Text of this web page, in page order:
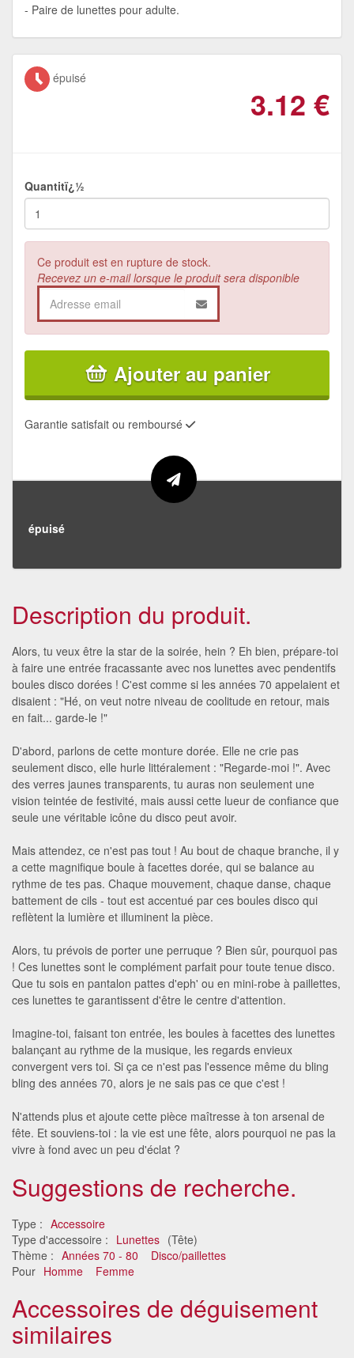
Paire de lunettes pour adulte.
épuisé
3.12 €
Quantitï¿½
Ce produit est en rupture de stock.
Recevez un e-mail lorsque le produit sera disponible
Ajouter au panier
Garantie satisfait ou remboursé
épuisé
Description du produit.
Alors, tu veux être la star de la soirée, hein ? Eh bien, prépare-toi
à faire une entrée fracassante avec nos lunettes avec pendentifs
boules disco dorées ! C'est comme si les années 70 appelaient et
disaient : "Hé, on veut notre niveau de coolitude en retour, mais
en fait... garde-le !"
D'abord, parlons de cette monture dorée. Elle ne crie pas
seulement disco, elle hurle littéralement : "Regarde-moi !". Avec
des verres jaunes transparents, tu auras non seulement une
vision teintée de festivité, mais aussi cette lueur de confiance que
seule une véritable icône du disco peut avoir.
Mais attendez, ce n'est pas tout ! Au bout de chaque branche, il y
a cette magnifique boule à facettes dorée, qui se balance au
rythme de tes pas. Chaque mouvement, chaque danse, chaque
battement de cils - tout est accentué par ces boules disco qui
reflètent la lumière et illuminent la pièce.
Alors, tu prévois de porter une perruque ? Bien sûr, pourquoi pas
! Ces lunettes sont le complément parfait pour toute tenue disco.
Que tu sois en pantalon pattes d'eph' ou en mini-robe à paillettes,
ces lunettes te garantissent d'être le centre d'attention.
Imagine-toi, faisant ton entrée, les boules à facettes des lunettes
balançant au rythme de la musique, les regards envieux
convergent vers toi. Si ça ce n'est pas l'essence même du bling
bling des années 70, alors je ne sais pas ce que c'est !
N'attends plus et ajoute cette pièce maîtresse à ton arsenal de
fête. Et souviens-toi : la vie est une fête, alors pourquoi ne pas la
vivre à fond avec un peu d'éclat ?
Suggestions de recherche.
Type : Accessoire
Type d'accessoire : Lunettes (Tête)
Thème : Années 70 - 80
Disco/paillettes
Pour Homme Femme
Accessoires de déguisement
similaires